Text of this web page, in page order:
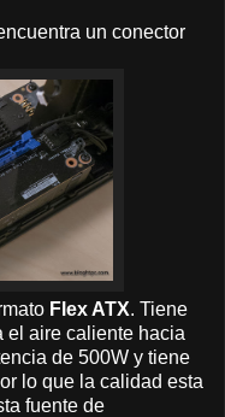
un conector
Flex ATX. Tiene
el aire caliente hacia
de 500W y tiene
lo que la calidad esta
fuente de